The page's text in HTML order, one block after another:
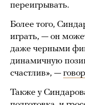
переигрывать.
Более того,
играть, — он
даже черными
динамичную
счастлив», —
Также у